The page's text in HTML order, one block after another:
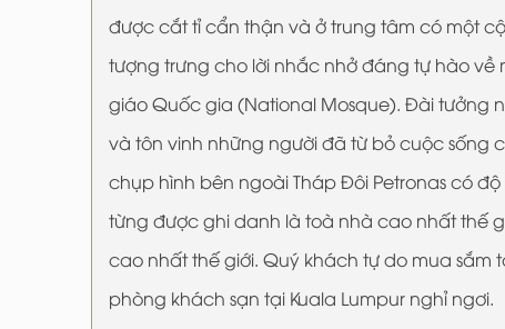
được cắt tỉ cẩn thận và ở trung tâm có một
tượng trưng cho lời nhắc nhở đáng tự hào
giáo Quốc gia (National Mosque). Đài tưởng
và tôn vinh những người đã từ bỏ cuộc sống
chụp hình bên ngoài Tháp Đôi Petronas có
từng được ghi danh là toà nhà cao nhất thế
cao nhất thế giới. Quý khách tự do mua
phòng khách sạn tại Kuala Lumpur nghỉ ngơi.